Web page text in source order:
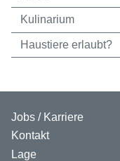
Kulinarium
Haustiere erlaubt?
Jobs / Karriere
Kontakt
Lage